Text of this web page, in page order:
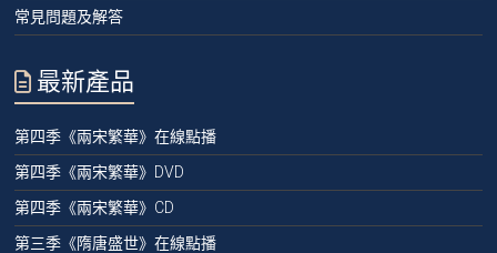
常見問題及解答
最新產品
第四季《兩宋繁華》在線點播
第四季《兩宋繁華》DVD
第四季《兩宋繁華》CD
第三季《隋唐盛世》在線點播